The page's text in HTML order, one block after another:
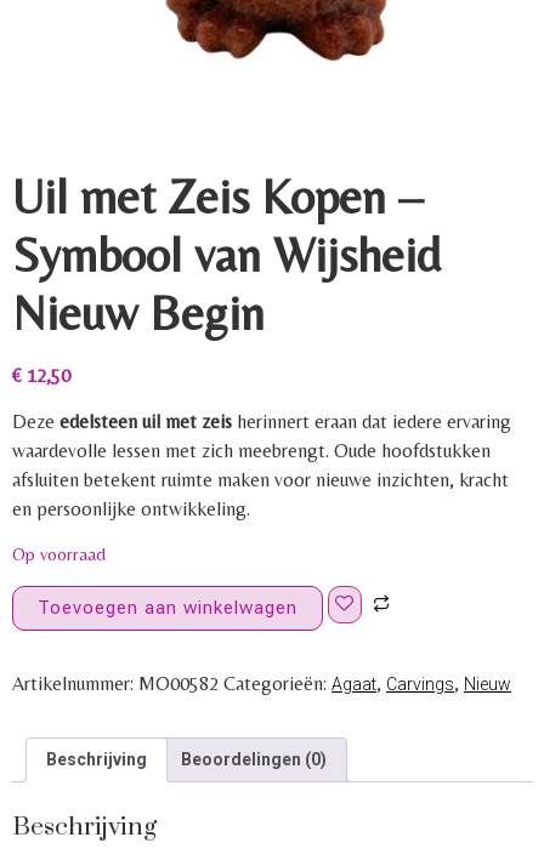
Uil met Zeis Kopen –
Symbool van Wijsheid
Nieuw Begin
€ 12,50
Deze edelsteen uil met zeis herinnert eraan dat iedere ervaring
waardevolle lessen met zich meebrengt. Oude hoofdstukken
afsluiten betekent ruimte maken voor nieuwe inzichten, kracht
en persoonlijke ontwikkeling.
Op voorraad
Toevoegen aan winkelwagen
Artikelnummer: MO00582 Categorieën: Agaat, Carvings, Nieuw
Beschrijving Beoordelingen (0)
Beschrijving